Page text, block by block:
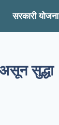
सरकारी योजना
सुद्धा